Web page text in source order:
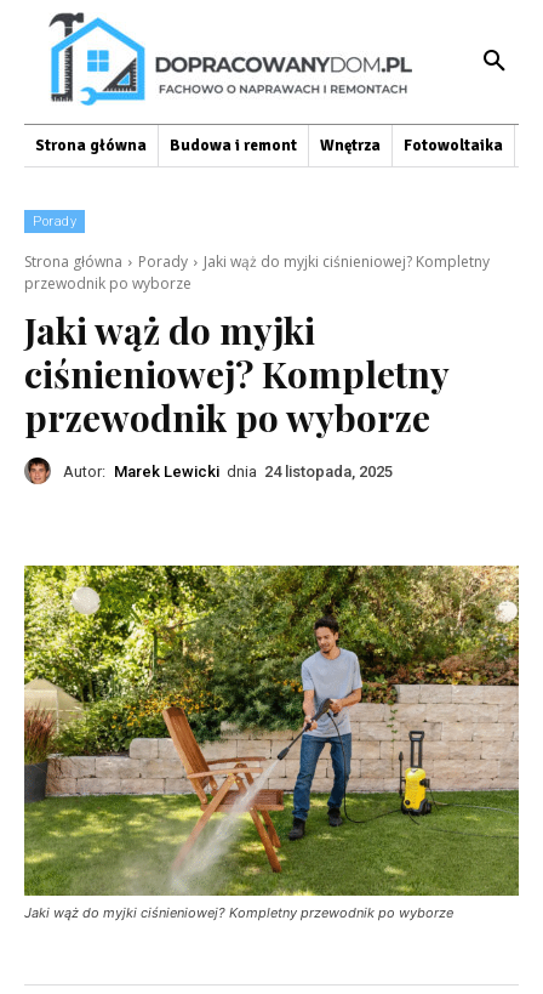
Strona główna Budowa i remont Wnętrza Fotowoltaika
Porady
Strona główna Porady
Jaki wąż do myjki ciśnieniowej? Kompletny
przewodnik po wyborze
Jaki wąż do myjki
ciśnieniowej? Kompletny
przewodnik po wyborze
Autor: Marek Lewicki dnia 24 listopada, 2025
Jaki wąż do myjki ciśnieniowej? Kompletny przewodnik po wyborze